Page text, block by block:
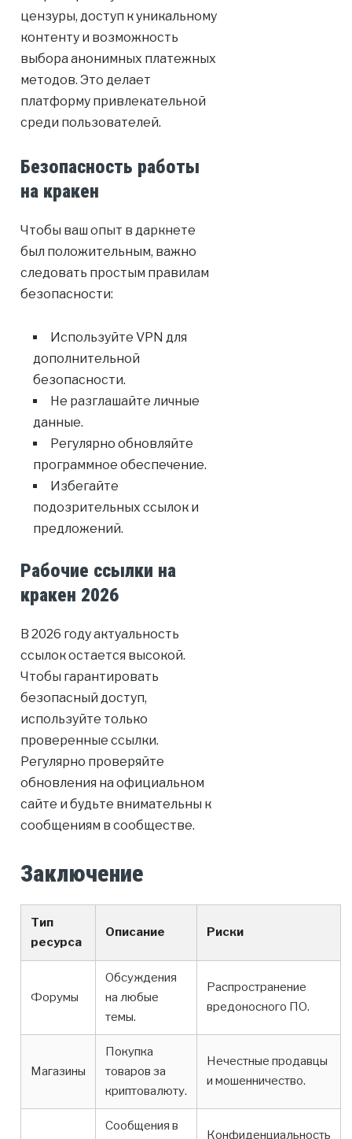
цензуры, доступ к уникальному
контенту и возможность
выбора анонимных платежных
методов. Это делает
платформу привлекательной
среди пользователей.
Безопасность работы
на кракен
Чтобы ваш опыт в даркнете
был положительным, важно
следовать простым правилам
безопасности:
Используйте VPN для
дополнительной
безопасности.
Не разглашайте личные
данные.
Регулярно обновляйте
программное обеспечение.
Избегайте
подозрительных ссылок и
предложений.
Рабочие ссылки на
кракен 2026
В 2026 году актуальность
ссылок остается высокой.
Чтобы гарантировать
безопасный доступ,
используйте только
проверенные ссылки.
Регулярно проверяйте
обновления на официальном
сайте и будьте внимательны к
сообщениям в сообществе.
Заключение
Тип
ресурса
Описание Риски
Форумы
Обсуждения
на любые
темы.
Распространение
вредоносного ПО.
Магазины
Покупка
товаров за
криптовалюту.
Нечестные продавцы
и мошенничество.
Сообщения в
Конфиденциальность